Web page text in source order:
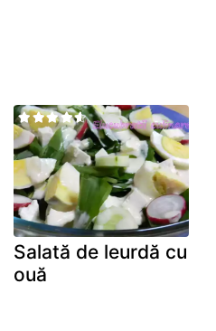
Salată de leurdă cu
ouă